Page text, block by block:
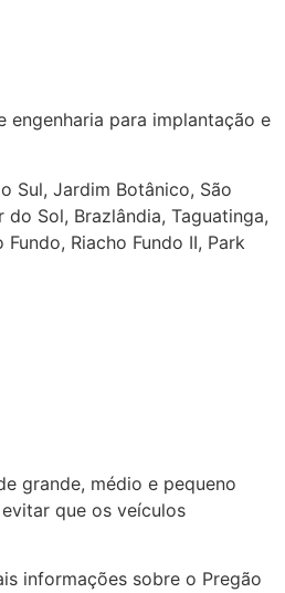
para implantação e
Sul, Jardim Botânico, São
Sol, Brazlândia, Taguatinga,
Riacho Fundo II, Park
grande, médio e pequeno
que os veículos
informações sobre o Pregão